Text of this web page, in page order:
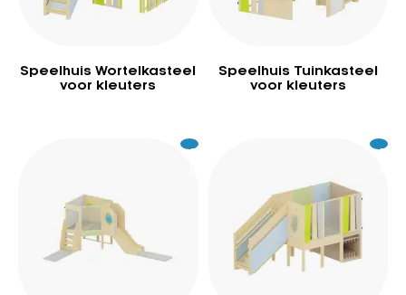
Speelhuis Wortelkasteel
voor kleuters
Speelhuis Tuinkasteel
voor kleuters
8.529
Excl.
Excl.